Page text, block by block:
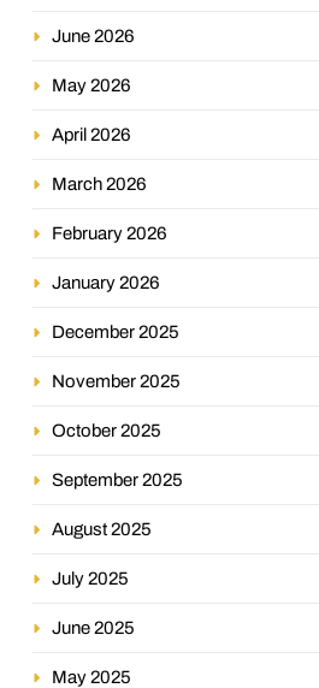
June 2026
May 2026
April 2026
March 2026
February 2026
January 2026
December 2025
November 2025
October 2025
September 2025
August 2025
July 2025
June 2025
May 2025